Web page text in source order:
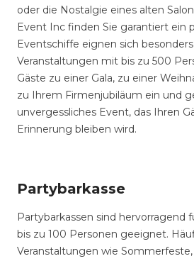
oder die Nostalgie eines alten
Event Inc finden Sie garantiert ein
Eventschiffe eignen sich
Veranstaltungen mit bis zu 500
Gäste zu einer Gala, zu einer
zu Ihrem Firmenjubiläum ein und
unvergessliches Event, das Ihren
Erinnerung bleiben wird.
Partybarkasse
Partybarkassen sind hervorragend
bis zu 100 Personen geeignet.
Veranstaltungen wie